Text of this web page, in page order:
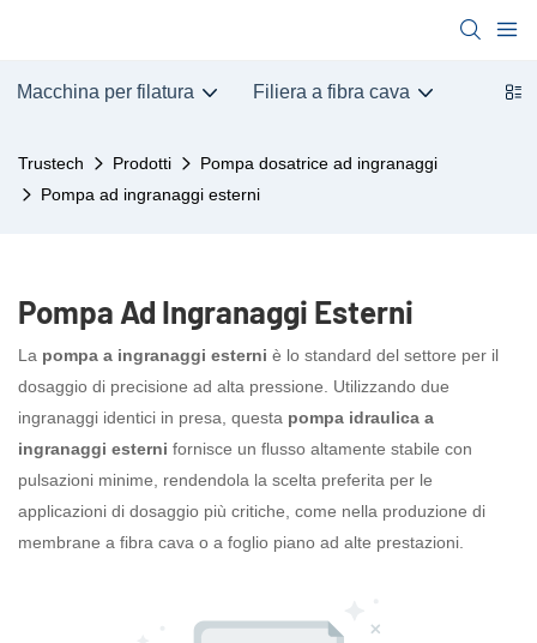
Macchina per filatura Filiera a fibra cava
Trustech Prodotti
Pompa dosatrice ad ingranaggi
Pompa ad ingranaggi esterni
Pompa Ad Ingranaggi Esterni
La pompa a ingranaggi esterni è lo standard del settore per il
dosaggio di precisione ad alta pressione. Utilizzando due
ingranaggi identici in presa, questa pompa idraulica a
ingranaggi esterni fornisce un flusso altamente stabile con
pulsazioni minime, rendendola la scelta preferita per le
applicazioni di dosaggio più critiche, come nella produzione di
membrane a fibra cava o a foglio piano ad alte prestazioni.